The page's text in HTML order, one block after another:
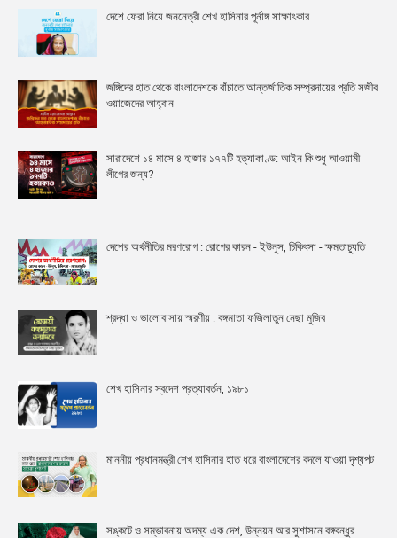
দেশে ফেরা নিয়ে জননেত্রী শেখ হাসিনার পূর্নাঙ্গ সাক্ষাৎকার
জঙ্গিদের হাত থেকে বাংলাদেশকে বাঁচাতে আন্তর্জাতিক সম্প্রদায়ের প্রতি সজীব
ওয়াজেদের আহ্বান
সারাদেশে ১৪ মাসে ৪ হাজার ১৭৭টি হত্যাকাণ্ড: আইন কি শুধু আওয়ামী
লীগের জন্য?
দেশের অর্থনীতির মরণরোগ : রোগের কারন - ইউনুস, চিকিৎসা - ক্ষমতাচ্যুতি
শ্রদ্ধা ও ভালোবাসায় স্মরণীয় : বঙ্গমাতা ফজিলাতুন নেছা মুজিব
শেখ হাসিনার স্বদেশ প্রত্যাবর্তন, ১৯৮১
মাননীয় প্রধানমন্ত্রী শেখ হাসিনার হাত ধরে বাংলাদেশের বদলে যাওয়া দৃশ্যপট
সঙ্কটে ও সম্ভাবনায় অদম্য এক দেশ, উন্নয়ন আর সুশাসনে বঙ্গবন্ধুর